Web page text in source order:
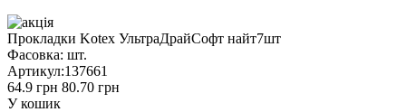
Прокладки Kotex УльтраДрайСофт найт7шт
Фасовка: шт.
Артикул:137661
64.9 грн 80.70 грн
У кошик